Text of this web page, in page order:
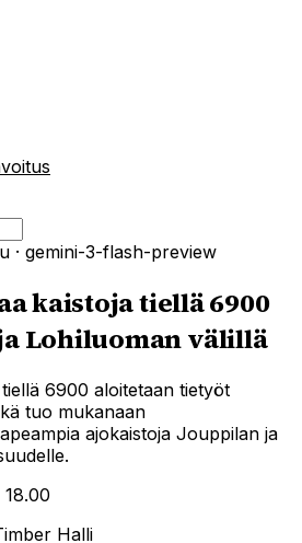
· gemini-3-flash-preview
kaistoja tiellä 6900
Lohiluoman välillä
6900 aloitetaan tietyöt
tuo mukanaan
ajokaistoja Jouppilan ja